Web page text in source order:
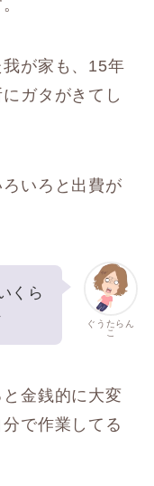
が家も、15年
ガタがきてし
いろと出費が
ぐうたらん
こ
くら
金銭的に大変
で作業してる